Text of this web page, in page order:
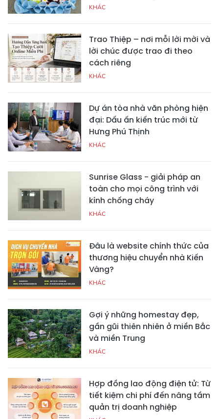
KHÁC
Trao Thiệp – nơi mỗi lời mời và
lời chúc được trao đi theo
cách riêng
KHÁC
Dự án tòa nhà văn phòng hiện
đại: Dấu ấn kiến trúc mới từ
Hưng Phú Thịnh
KHÁC
Sunrise Glass - giải pháp an
toàn cho mọi công trình với
kính chống cháy
KHÁC
Đâu là website chính thức của
thương hiệu chuyển nhà Kiến
Vàng?
KHÁC
Gợi ý những homestay đẹp,
gần gũi thiên nhiên ở miền Bắc
và miền Trung
KHÁC
Hợp đồng lao động điện tử: Từ
tiết kiệm chi phí đến nâng tầm
quản trị doanh nghiệp